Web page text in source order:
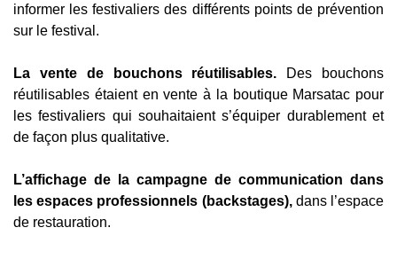
informer les festivaliers des différents points de prévention
sur le festival.
La vente de bouchons réutilisables.
Des bouchons
réutilisables étaient en vente à la boutique Marsatac pour
les festivaliers qui souhaitaient s’équiper durablement et
de façon plus qualitative.
L’affichage de la campagne de communication dans
les espaces professionnels (backstages),dans l’espace
de restauration.